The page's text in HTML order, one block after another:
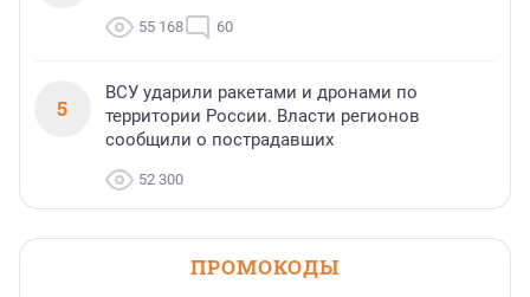
55 168 60
5
ВСУ ударили ракетами и дронами по
территории России. Власти регионов
сообщили о пострадавших
52 300
ПРОМОКОДЫ